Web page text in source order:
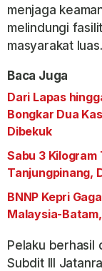
menjaga
melindungi
masyarakat luas.
Baca Juga
Dari Lapas
Bongkar Dua
Dibekuk
Sabu 3 Kilogram
Tanjungpinang,
BNNP Kepri
Malaysia-
Pelaku berhasil
Subdit III